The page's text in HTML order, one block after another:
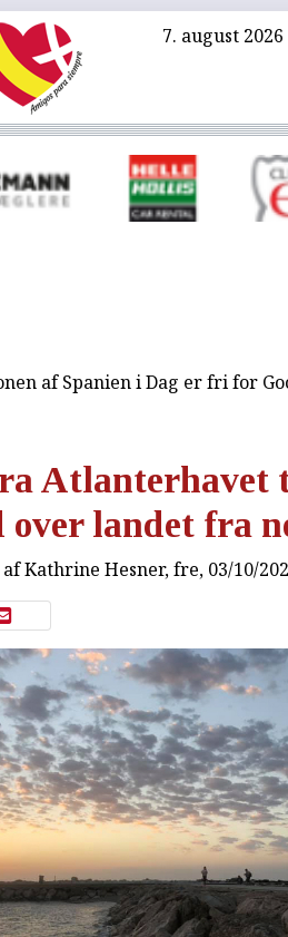
7. august 2026
af Spanien i Dag er fri for
over landet fra
afKathrine Hesner, fre, 03/10/